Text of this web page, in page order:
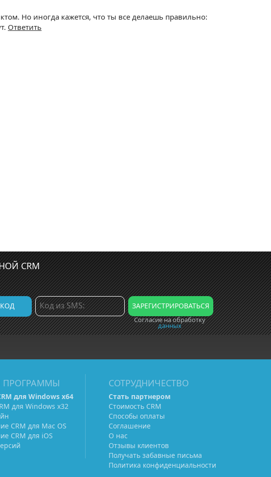
Но иногда кажется, что ты все делаешь правильно:
Ответить
CRM
Согласие на обработку
данных
ПРОГРАММЫ
для Windows х64
для Windows х32
CRM для Mac OS
CRM для iOS
СОТРУДНИЧЕСТВО
Стать партнером
Стоимость CRM
Способы оплаты
Соглашение
О нас
Отзывы клиентов
Получать забавные письма
Политика конфиденциальности